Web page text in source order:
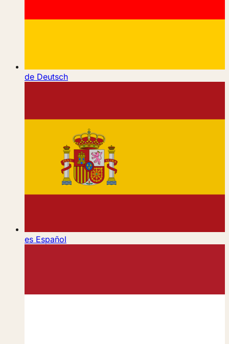
de Deutsch
es Español